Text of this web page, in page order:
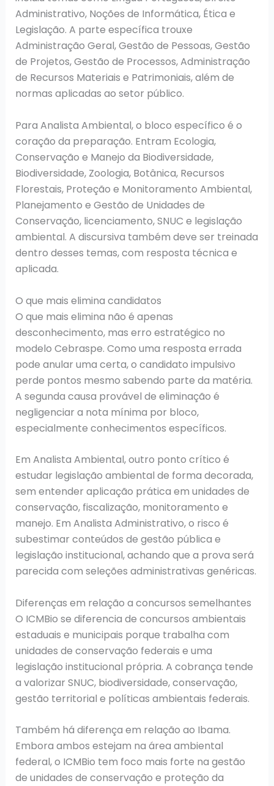
Administrativo, Noções de Informática, Ética e
Legislação. A parte específica trouxe
Administração Geral, Gestão de Pessoas, Gestão
de Projetos, Gestão de Processos, Administração
de Recursos Materiais e Patrimoniais, além de
normas aplicadas ao setor público.
Para Analista Ambiental, o bloco específico é o
coração da preparação. Entram Ecologia,
Conservação e Manejo da Biodiversidade,
Biodiversidade, Zoologia, Botânica, Recursos
Florestais, Proteção e Monitoramento Ambiental,
Planejamento e Gestão de Unidades de
Conservação, licenciamento, SNUC e legislação
ambiental. A discursiva também deve ser treinada
dentro desses temas, com resposta técnica e
aplicada.
O que mais elimina candidatos
O que mais elimina não é apenas
desconhecimento, mas erro estratégico no
modelo Cebraspe. Como uma resposta errada
pode anular uma certa, o candidato impulsivo
perde pontos mesmo sabendo parte da matéria.
A segunda causa provável de eliminação é
negligenciar a nota mínima por bloco,
especialmente conhecimentos específicos.
Em Analista Ambiental, outro ponto crítico é
estudar legislação ambiental de forma decorada,
sem entender aplicação prática em unidades de
conservação, fiscalização, monitoramento e
manejo. Em Analista Administrativo, o risco é
subestimar conteúdos de gestão pública e
legislação institucional, achando que a prova será
parecida com seleções administrativas genéricas.
Diferenças em relação a concursos semelhantes
O ICMBio se diferencia de concursos ambientais
estaduais e municipais porque trabalha com
unidades de conservação federais e uma
legislação institucional própria. A cobrança tende
a valorizar SNUC, biodiversidade, conservação,
gestão territorial e políticas ambientais federais.
Também há diferença em relação ao Ibama.
Embora ambos estejam na área ambiental
federal, o ICMBio tem foco mais forte na gestão
de unidades de conservação e proteção da